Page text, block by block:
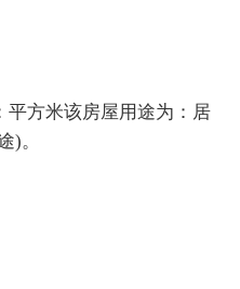
平方米该房屋用途为：居
)。